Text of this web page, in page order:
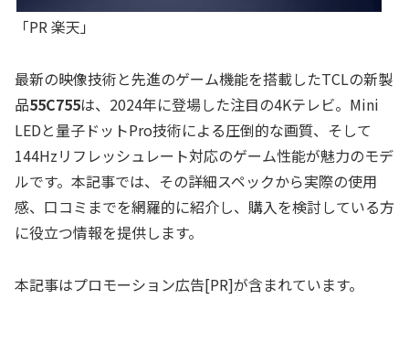
「PR 楽天」
最新の映像技術と先進のゲーム機能を搭載したTCLの新製
品55C755は、2024年に登場した注目の4Kテレビ。Mini
LEDと量子ドットPro技術による圧倒的な画質、そして
144Hzリフレッシュレート対応のゲーム性能が魅力のモデ
ルです。本記事では、その詳細スペックから実際の使用
感、口コミまでを網羅的に紹介し、購入を検討している方
に役立つ情報を提供します。
本記事はプロモーション広告[PR]が含まれています。